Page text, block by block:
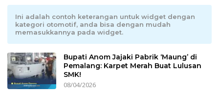
Ini adalah contoh keterangan untuk widget dengan
kategori otomotif, anda bisa dengan mudah
memasukkannya pada widget.
Bupati Anom Jajaki Pabrik ‘Maung’ di
Pemalang: Karpet Merah Buat Lulusan
SMK!
08/04/2026